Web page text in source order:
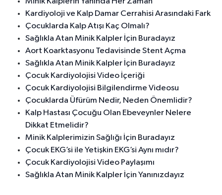
Kardiyoloji ve Kalp Damar Cerrahisi Arasındaki Fark
Çocuklarda Kalp Atışı Kaç Olmalı?
Sağlıkla Atan Minik Kalpler İçin Buradayız
Aort Koarktasyonu Tedavisinde Stent Açma
Sağlıkla Atan Minik Kalpler İçin Buradayız
Çocuk Kardiyolojisi Video İçeriği
Çocuk Kardiyolojisi Bilgilendirme Videosu
Çocuklarda Üfürüm Nedir, Neden Önemlidir?
Kalp Hastası Çocuğu Olan Ebeveynler Nelere
Dikkat Etmelidir?
Minik Kalplerimizin Sağlığı İçin Buradayız
Çocuk EKG’si ile Yetişkin EKG’si Aynı mıdır?
Çocuk Kardiyolojisi Video Paylaşımı
Sağlıkla Atan Minik Kalpler İçin Yanınızdayız